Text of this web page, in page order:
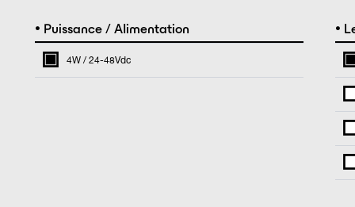
• Puissance / Alimentation
4W / 24-48Vdc
•